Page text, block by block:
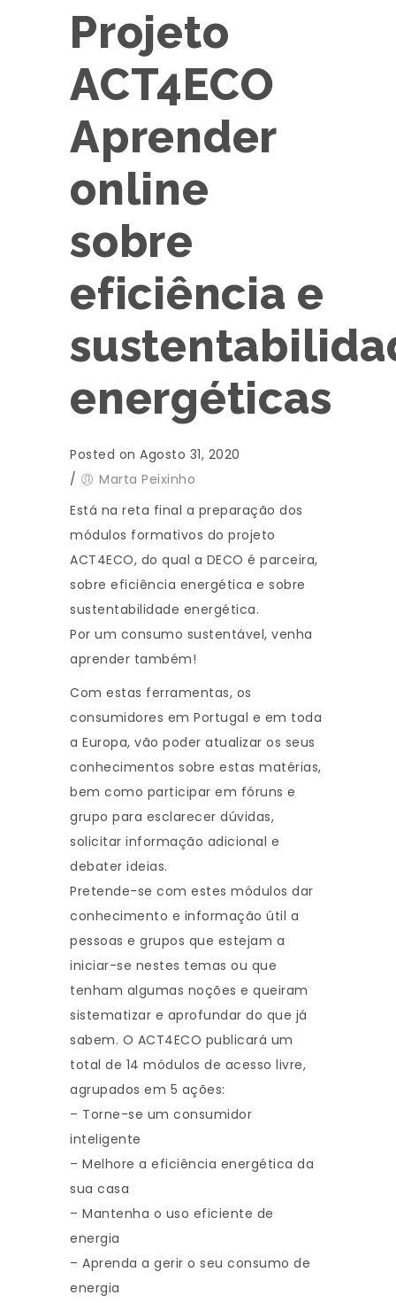
Projeto
ACT4ECO
Aprender
online
sobre
eficiência e
energéticas
Posted on Agosto 31, 2020
/
Marta Peixinho
Está na reta final a preparação dos
módulos formativos do projeto
ACT4ECO, do qual a DECO é parceira,
sobre eficiência energética e sobre
sustentabilidade energética.
Por um consumo sustentável, venha
aprender também!
Com estas ferramentas, os
consumidores em Portugal e em toda
a Europa, vão poder atualizar os seus
conhecimentos sobre estas matérias,
bem como participar em fóruns e
grupo para esclarecer dúvidas,
solicitar informação adicional e
debater ideias.
Pretende-se com estes módulos dar
conhecimento e informação útil a
pessoas e grupos que estejam a
iniciar-se nestes temas ou que
tenham algumas noções e queiram
sistematizar e aprofundar do que já
sabem. O ACT4ECO publicará um
total de 14 módulos de acesso livre,
agrupados em 5 ações:
– Torne-se um consumidor
inteligente
– Melhore a eficiência energética da
sua casa
– Mantenha o uso eficiente de
energia
– Aprenda a gerir o seu consumo de
energia